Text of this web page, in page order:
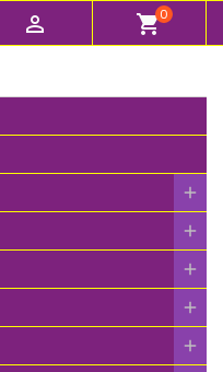
 shopping_cart0